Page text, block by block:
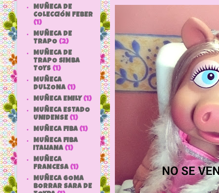
MUÑECA DE
COLECCIÓN FEBER
(1)
MUÑECA DE
TRAPO (2)
MUÑECA DE
TRAPO SIMBA
TOYS (1)
MUÑECA
DULZONA (1)
MUÑECA EMILY (1)
MUÑECA ESTADO
UNIDENSE (1)
MUÑECA FIBA (1)
MUÑECA FIBA
ITALIANA (1)
MUÑECA
FRANCESA (1)
MUÑECA GOMA
BORRAR SARA DE